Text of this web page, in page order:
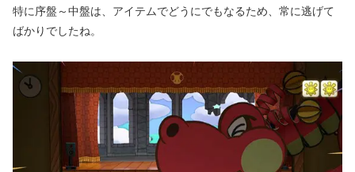
特に序盤～中盤は、アイテムでどうにでもなるため、常に逃げて
ばかりでしたね。